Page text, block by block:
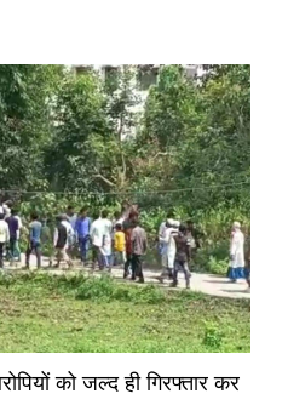
को जल्द ही गिरफ्तार कर